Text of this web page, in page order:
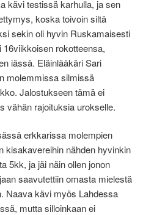
kävi testissä karhulla, ja sen
koska toivoin siltä
sekin oli hyvin Ruskamaisesti
rokotteensa,
iässä. Eläinlääkäri Sari
molemmissa silmissä
Jalostukseen tämä ei
vähän rajoituksia urokselle.
erkkarissa molempien
kisakavereihin nähden hyvinkin
5kk, ja jäi näin ollen jonon
saavutettiin omasta mielestä
Naava kävi myös Lahdessa
mutta silloinkaan ei